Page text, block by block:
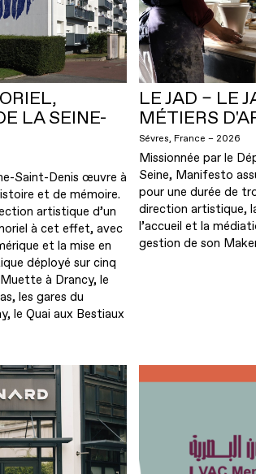
LA SEINE-
Saint-Denis œuvre à
et de mémoire.
artistique d’un
à cet effet, avec
et la mise en
déployé sur cinq
à Drancy, le
les gares du
le Quai aux Bestiaux
LE JAD – LE
MÉTIERS
Sévres, France – 2026
Missionnée par le
Seine, Manifesto
pour une durée de
direction artistique,
l’accueil et la
gestion de son